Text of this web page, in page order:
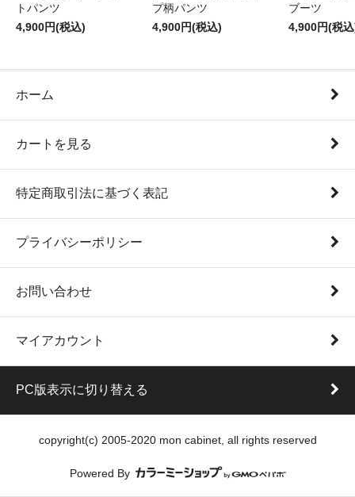
トパンツ
4,900円(税込)
プ柄パンツ
4,900円(税込)
ブーツ
4,900円(税
ホーム
カートを見る
特定商取引法に基づく表記
プライバシーポリシー
お問い合わせ
マイアカウント
PC版表示に切り替える
copyright(c) 2005-2020 mon cabinet, all rights reserved
Powered By